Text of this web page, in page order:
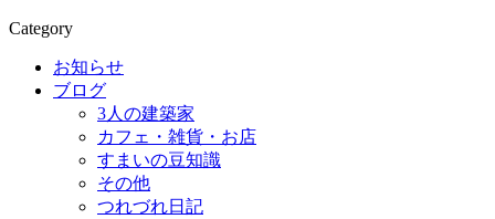
Category
お知らせ
ブログ
3人の建築家
カフェ・雑貨・お店
すまいの豆知識
その他
つれづれ日記